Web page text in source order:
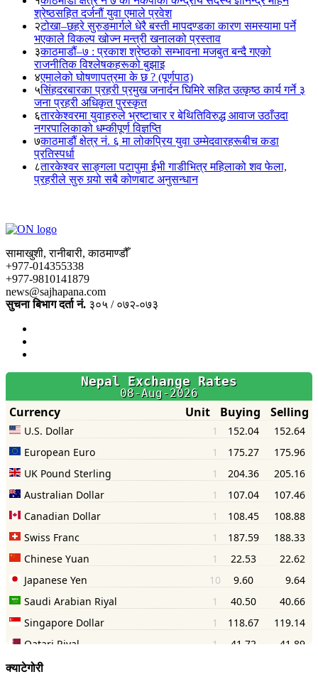
श्रेष्ठसहित दर्जनौं युवा एमाले प्रवेश
२टोखा–छहरे सुरुङमार्गले धेरै बस्ती मापदण्डका कारण समस्यामा पर्ने
भएकाले विकल्प खोज्न मन्त्री खनालको प्रस्ताव
३काठमाडौं–७ : प्रकाश श्रेष्ठको सम्भावना मजबुत बन्दै गएको
राजनीतिक विश्लेषकहरूको बुझाइ
४एमालेको घोषणापत्रमा के छ ? (पूर्णपाठ)
५सिंहदरबारका प्रहरी प्रमुख जनार्दन घिमिरे सहित उत्कृष्ठ कार्य गर्ने ३
जना प्रहरी अधिकृत पुरस्कृत
६तारकेश्वरमा युवाहरुले भ्रष्टाचार र बेथितिविरुद्ध आवाज उठाँउदा
नगरपालिकाको धम्कीपूर्ण विज्ञप्ति
७काठमाडौं क्षेत्र नं. ६ मा लोकप्रिय युवा उम्मेदवारहरूबीच कडा
प्रतिस्पर्धा
८तारकेश्वर साङ्गला पटापुमा ईभी गाडीभित्र महिलाको शव फेला,
प्रहरीले सुरु गर्‍यो सबै कोणबाट अनुसन्धान
सामाखुशी, रानीबारी, काठमाण्डौँ
+977-014355338
+977-9810141879
news@sajhapana.com
सुचना बिभाग दर्ता नं. ३०५ / ०७२-०७३
क्याटेगोरी